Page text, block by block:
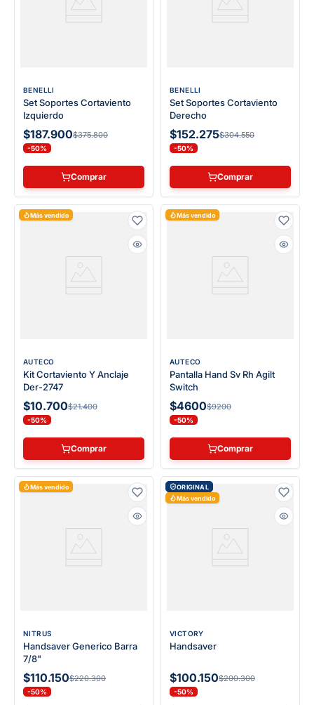
BENELLI
Set Soportes Cortaviento
Izquierdo
$187.900$375.800
-50%
Comprar
BENELLI
Set Soportes Cortaviento
Derecho
$152.275$304.550
-50%
Comprar
Más vendido
AUTECO
Kit Cortaviento Y Anclaje
Der-2747
$10.700$21.400
-50%
Comprar
Más vendido
AUTECO
Pantalla Hand Sv Rh Agilt
Switch
$4600$9200
-50%
Comprar
Más vendido
NITRUS
Handsaver Generico Barra
7/8"
$110.150$220.300
-50%
ORIGINAL
Más vendido
VICTORY
Handsaver
$100.150$200.300
-50%